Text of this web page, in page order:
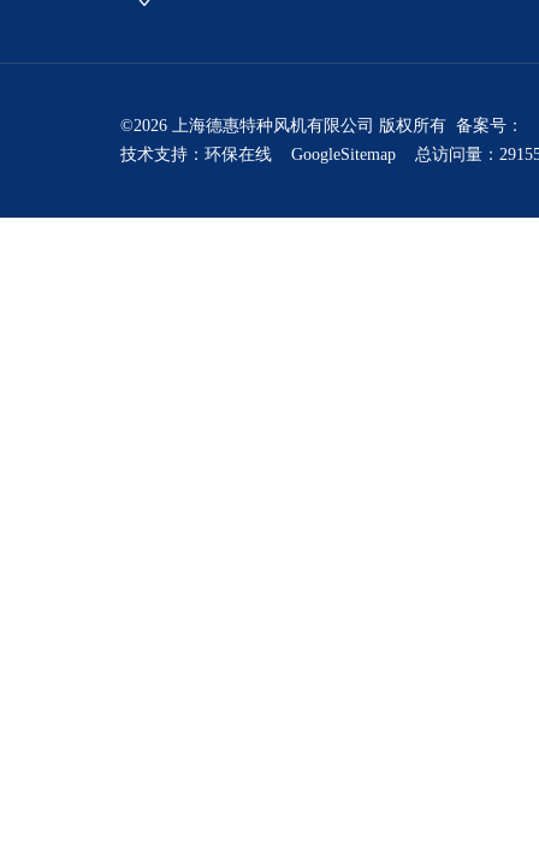
©2026 上海德惠特种风机有限公司 版权所有 备案号：
技术支持： 环保在线 GoogleSitemap 总访问量：